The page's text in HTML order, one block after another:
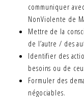
communiquer
NonViolente de
Mettre de la
de l’autre / des
Identifier des
besoins ou de
Formuler des
négociables.